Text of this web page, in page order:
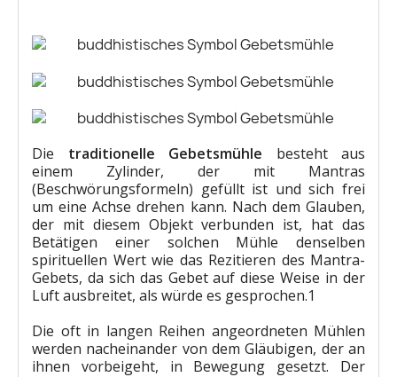
Die traditionelle Gebetsmühle besteht aus
einem Zylinder, der mit Mantras
(Beschwörungsformeln) gefüllt ist und sich frei
um eine Achse drehen kann. Nach dem Glauben,
der mit diesem Objekt verbunden ist, hat das
Betätigen einer solchen Mühle denselben
spirituellen Wert wie das Rezitieren des Mantra-
Gebets, da sich das Gebet auf diese Weise in der
Luft ausbreitet, als würde es gesprochen.1
Die oft in langen Reihen angeordneten Mühlen
werden nacheinander von dem Gläubigen, der an
ihnen vorbeigeht, in Bewegung gesetzt. Der